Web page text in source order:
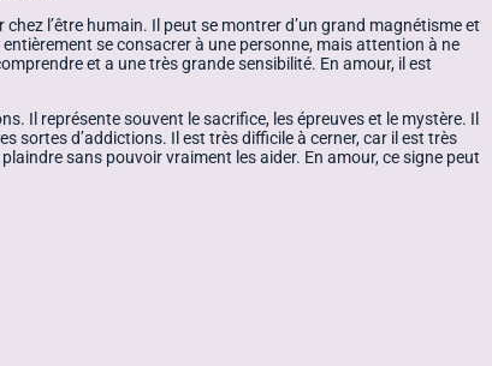
l’être humain. Il peut se montrer d’un grand magnétisme et
se consacrer à une personne, mais attention à ne
et a une très grande sensibilité. En amour, il est
Il représente souvent le sacrifice, les épreuves et le mystère. Il
sortes d’addictions. Il est très difficile à cerner, car il est très
sans pouvoir vraiment les aider. En amour, ce signe peut